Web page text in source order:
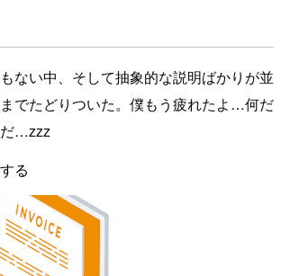
ない中、そして抽象的な説明ばかりが並
でたどりついた。僕もう疲れたよ…何だ
だ…zzz
る